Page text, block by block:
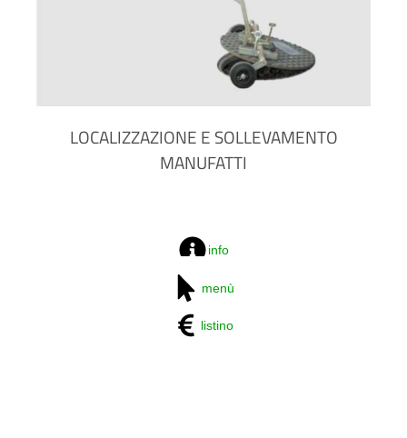
LOCALIZZAZIONE E SOLLEVAMENTO
MANUFATTI
info
menù
listino